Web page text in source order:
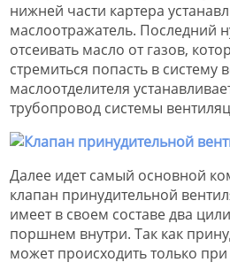
нижней части картера
маслоотражатель. Последний
отсеивать масло от газов,
стремиться попасть в систему
маслоотделителя
трубопровод системы
Далее идет самый основной
клапан принудительной
имеет в своем составе два
поршнем внутри. Так как
может происходить только